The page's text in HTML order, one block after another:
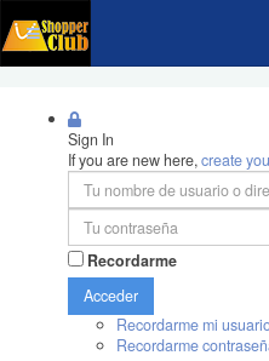
Sign In
If you are new here,create
Recordarme
Acceder
Recordarme mi
Recordarme